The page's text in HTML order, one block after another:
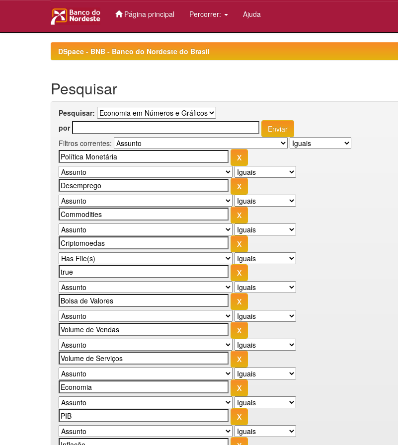
Página principal Percorrer: Ajuda
DSpace - BNB - Banco do Nordeste do Brasil
Pesquisar
Pesquisar:
por
Filtros correntes: